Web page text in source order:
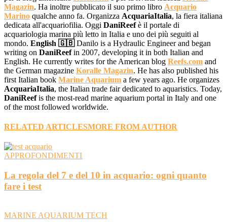
Magazin. Ha inoltre pubblicato il suo primo libro Acquario
Marino qualche anno fa. Organizza AcquariaItalia, la fiera italiana
dedicata all'acquariofilia. Oggi DaniReefè il portale di
acquariologia marina più letto in Italia e uno dei più seguiti al
mondo. English 🇬🇧Danilo is a Hydraulic Engineer and began
writing on DaniReefin 2007, developing it in both Italian and
English. He currently writes for the American blog Reefs.com and
the German magazine Koralle Magazin. He has also published his
first Italian book Marine Aquarium a few years ago. He organizes
AcquariaItalia, the Italian trade fair dedicated to aquaristics. Today,
DaniReefis the most-read marine aquarium portal in Italy and one
of the most followed worldwide.
RELATED ARTICLESMORE FROM AUTHOR
APPROFONDIMENTI
La regola del 7 e del 10 in acquario: ogni quanto
fare i test
MARINE AQUARIUM TECH